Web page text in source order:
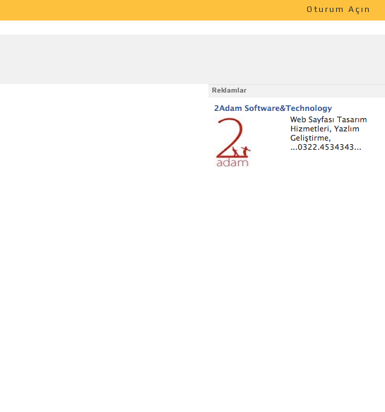
Oturum Açın
Reklamlar